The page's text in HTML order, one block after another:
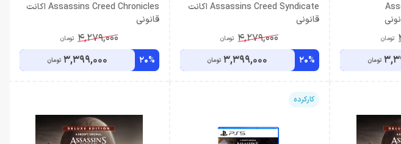
تومان
تومان
Assassins Creed Syndicate اکانت
قانونی
4,279,000 تومان
20%
3,399,000 تومان
Assassins Creed Chronicles اکانت
قانونی
4,279,000 تومان
20%
3,399,000 تومان
کارکرده